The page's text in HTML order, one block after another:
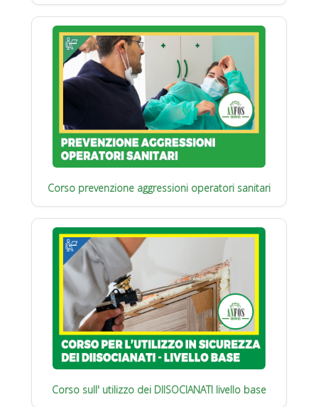
Corso prevenzione aggressioni operatori sanitari
Corso sull' utilizzo dei DIISOCIANATI livello base